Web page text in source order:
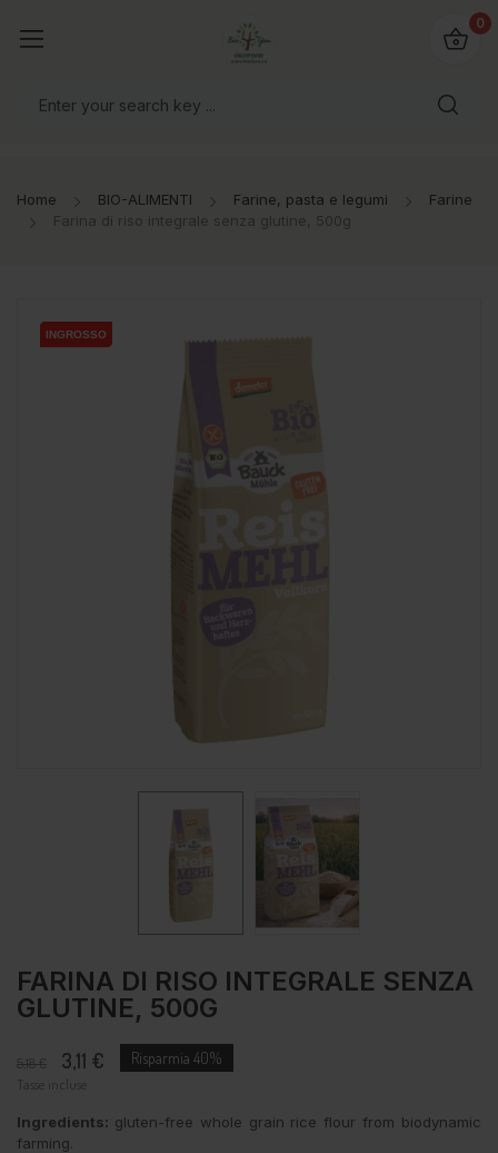
mondo!
0
Home BIO-ALIMENTI Farine, pasta e legumi
Farine
Farina di riso integrale senza glutine, 500g
INGROSSO
INGROSSO
INGROSSO
FARINA DI RISO INTEGRALE SENZA
GLUTINE, 500G
5,18 € 3,11 € Risparmia 40%
Tasse incluse
Ingredients: gluten-free whole grain rice flour from biodynamic
farming.